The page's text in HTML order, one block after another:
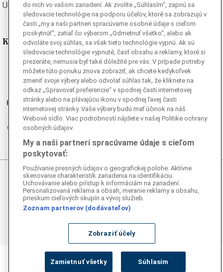
Ukrajinská
Vietnamská
Kde nás nájdete
Facebook
Instagram
Ganjing
Youtube
Twitter
Telegram
RSS
© 2026 Epoch Times Slovensko
Všetky práva vyhradené. Publikovanie alebo ďalšie šírenie
správ a fotografií zo zdrojov TASR je bez
do nich vo vašom zariadení. Ak zvolíte „Súhlasím“, zapnú sa
sledovacie technológie na podporu účelov, ktoré sa zobrazujú v
časti „my a naši partneri spracúvame osobné údaje s cieľom
poskytnúť“, zatiaľ čo výberom „Odmetnuť všetko“, alebo ak
odvoláte svoj súhlas, sa však tieto technológie vypnú. Ak sú
sledovacie technológie vypnuté, časť obsahu a reklamy, ktoré si
prezeráte, nemusia byť také dôležité pre vás. V prípade potreby
môžete túto ponuku znova zobraziť, ak chcete kedykoľvek
zmeniť svoje výbery alebo odvolať súhlas tak, že kliknete na
odkaz „Spravovať preferencie“ v spodnej časti internetovej
stránky alebo na plávajúcu ikonu v spodnej ľavej časti
internetovej stránky. Vaše výbery budú mať účinok na náš
Webové sídlo. Viac podrobností nájdete v našej Politike ochrany
osobných údajov.
My a naši partneri spracúvame údaje s cieľom
poskytovať:
Používanie presných údajov o geografickej polohe. Aktívne
skenovanie charakteristík zariadenia na identifikáciu.
Uchovávanie alebo prístup k informáciám na zariadení.
Personalizovaná reklama a obsah, meranie reklamy a obsahu,
prieskum cieľových skupín a vývoj služieb.
Zoznam partnerov (dodávateľov)
Zobraziť účely
Zamietnuť všetky Súhlasím